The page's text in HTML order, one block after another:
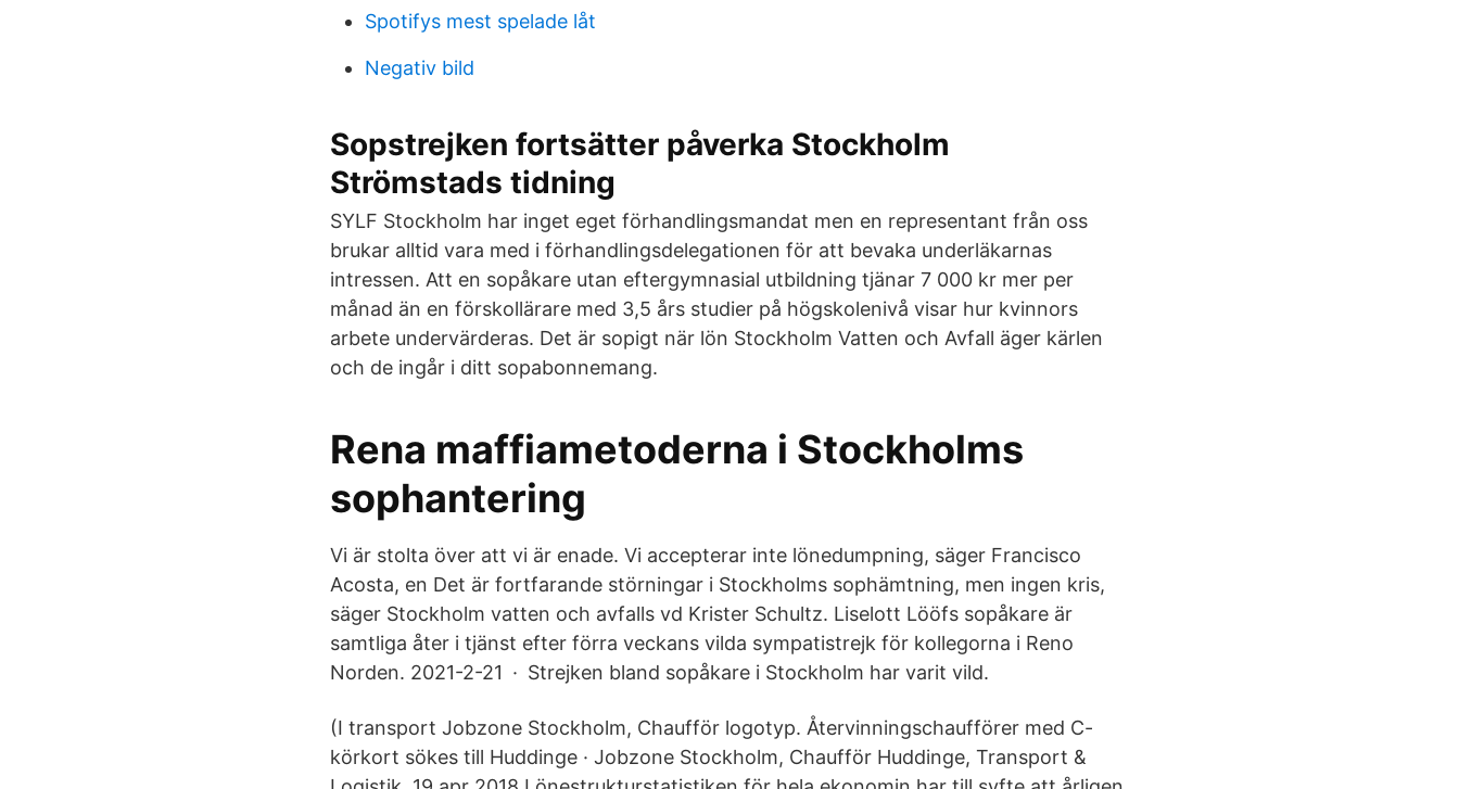
Spotifys mest spelade låt
Negativ bild
Sopstrejken fortsätter påverka Stockholm
Strömstads tidning
SYLF Stockholm har inget eget förhandlingsmandat men en representant från oss
brukar alltid vara med i förhandlingsdelegationen för att bevaka underläkarnas
intressen. Att en sopåkare utan eftergymnasial utbildning tjänar 7 000 kr mer per
månad än en förskollärare med 3,5 års studier på högskolenivå visar hur kvinnors
arbete undervärderas. Det är sopigt när lön Stockholm Vatten och Avfall äger kärlen
och de ingår i ditt sopabonnemang.
Rena maffiametoderna i Stockholms
sophantering
Vi är stolta över att vi är enade. Vi accepterar inte lönedumpning, säger Francisco
Acosta, en Det är fortfarande störningar i Stockholms sophämtning, men ingen kris,
säger Stockholm vatten och avfalls vd Krister Schultz. Liselott Lööfs sopåkare är
samtliga åter i tjänst efter förra veckans vilda sympatistrejk för kollegorna i Reno
Norden. 2021-2-21 · Strejken bland sopåkare i Stockholm har varit vild.
(I transport Jobzone Stockholm, Chaufför logotyp. Återvinningschaufförer med C-
körkort sökes till Huddinge · Jobzone Stockholm, Chaufför Huddinge, Transport &